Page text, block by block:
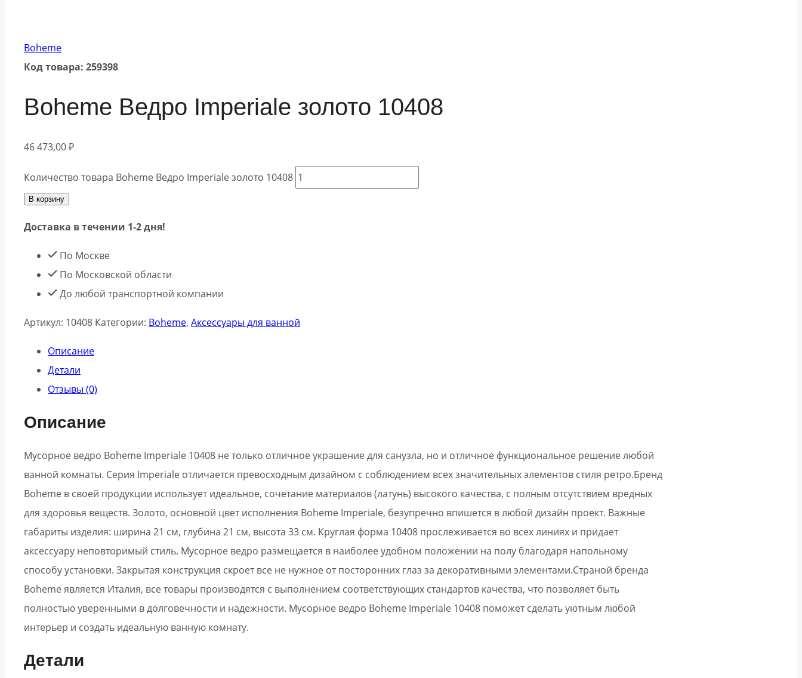
Boheme
Код товара: 259398
Boheme Ведро Imperiale золото 10408
46 473,00₽
Количество товара Boheme Ведро Imperiale золото 10408
В корзину
Доставка в течении 1-2 дня!
По Москве
По Московской области
До любой транспортной компании
Артикул: 10408 Категории: Boheme, Аксессуары для ванной
Описание
Детали
Отзывы (0)
Описание
Мусорное ведро Boheme Imperiale 10408 не только отличное украшение для санузла, но и отличное функциональное решение любой
ванной комнаты. Серия Imperiale отличается превосходным дизайном с соблюдением всех значительных элементов стиля ретро.Бренд
Boheme в своей продукции использует идеальное, сочетание материалов (латунь) высокого качества, с полным отсутствием вредных
для здоровья веществ. Золото, основной цвет исполнения Boheme Imperiale, безупречно впишется в любой дизайн проект. Важные
габариты изделия: ширина 21 см, глубина 21 см, высота 33 см. Круглая форма 10408 прослеживается во всех линиях и придает
аксессуару неповторимый стиль. Мусорное ведро размещается в наиболее удобном положении на полу благодаря напольному
способу установки. Закрытая конструкция скроет все не нужное от посторонних глаз за декоративными элементами.Страной бренда
Boheme является Италия, все товары производятся с выполнением соответствующих стандартов качества, что позволяет быть
полностью уверенными в долговечности и надежности. Мусорное ведро Boheme Imperiale 10408 поможет сделать уютным любой
интерьер и создать идеальную ванную комнату.
Детали